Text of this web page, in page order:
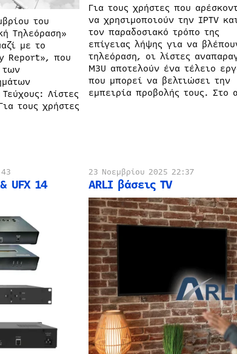
του
Τηλεόραση»
με το
Report», που
των
Λίστες
τους χρήστες
Για τους χρήστες που
να χρησιμοποιούν την IPTV
τον παραδοσιακό τρόπο της
επίγειας λήψης για να
τηλεόραση, οι λίστες
M3U αποτελούν ένα τέλειο
που μπορεί να βελτιώσει την
εμπειρία προβολής τους. Στο
UFX 14
23 Νοεμβρίου 2025 22:37
ARLI βάσεις TV